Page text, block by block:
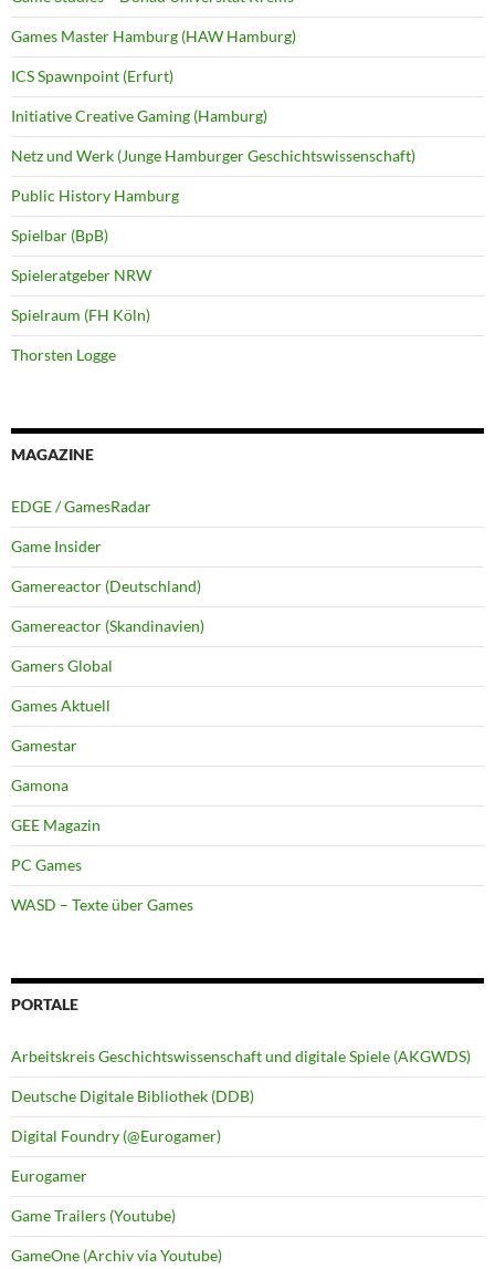
Games Master Hamburg (HAW Hamburg)
ICS Spawnpoint (Erfurt)
Initiative Creative Gaming (Hamburg)
Netz und Werk (Junge Hamburger Geschichtswissenschaft)
Public History Hamburg
Spielbar (BpB)
Spieleratgeber NRW
Spielraum (FH Köln)
Thorsten Logge
MAGAZINE
EDGE / GamesRadar
Game Insider
Gamereactor (Deutschland)
Gamereactor (Skandinavien)
Gamers Global
Games Aktuell
Gamestar
Gamona
GEE Magazin
PC Games
WASD – Texte über Games
PORTALE
Arbeitskreis Geschichtswissenschaft und digitale Spiele (AKGWDS)
Deutsche Digitale Bibliothek (DDB)
Digital Foundry (@Eurogamer)
Eurogamer
Game Trailers (Youtube)
GameOne (Archiv via Youtube)